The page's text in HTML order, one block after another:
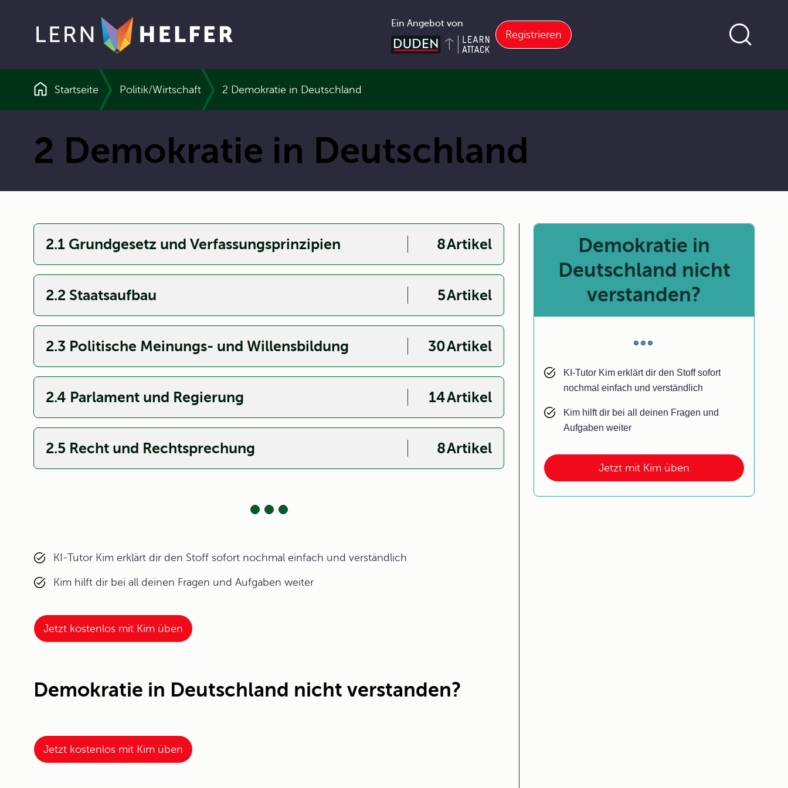
Ein Angebot von
Registrieren
Pfadnavigation
Startseite Politik/Wirtschaft 2 Demokratie in Deutschland
2 Demokratie in Deutschland
2.1 Grundgesetz und Verfassungsprinzipien 8Artikel
2.2 Staatsaufbau 5Artikel
2.3 Politische Meinungs- und Willensbildung 30Artikel
2.4 Parlament und Regierung 14Artikel
2.5 Recht und Rechtsprechung 8Artikel
KI-Tutor Kim erklärt dir den Stoff sofort nochmal einfach und verständlich
Kim hilft dir bei all deinen Fragen und Aufgaben weiter
Jetzt kostenlos mit Kim üben
Demokratie in Deutschland nicht verstanden?
Jetzt kostenlos mit Kim üben
Jetzt mit Kim üben
Demokratie in
Deutschland nicht
verstanden?
KI-Tutor Kim erklärt dir den Stoff sofort
nochmal einfach und verständlich
Kim hilft dir bei all deinen Fragen und
Aufgaben weiter